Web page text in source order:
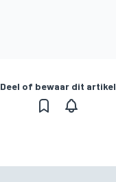
Deel of bewaar dit artikel